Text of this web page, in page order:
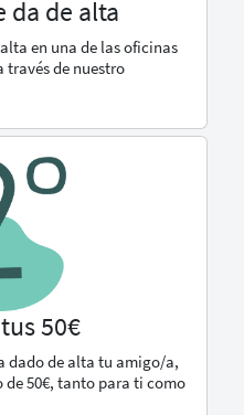
da de alta
en una de las oficinas
través de nuestro
50€
dado de alta tu amigo/a,
50€, tanto para ti como